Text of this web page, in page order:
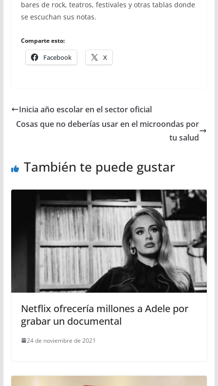
bares de rock, teatros, festivales y otras tablas donde
se escuchan sus notas.
Comparte esto:
Facebook X
Inicia año escolar en el sector oficial
Cosas que no deberías usar en el microondas por
tu salud
También te puede gustar
Netflix ofrecería millones a Adele por
grabar un documental
24 de noviembre de 2021